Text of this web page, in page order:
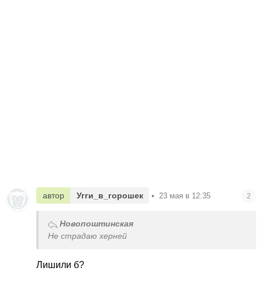
автор Угги_в_горошек • 23 мая в 12:35 2
Новопоштинская
Не страдаю херней
Лишили б?